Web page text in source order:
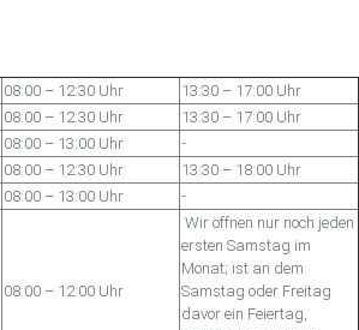
08:00 – 12:30 Uhr
13:30 – 17:00 Uhr
08:00 – 12:30 Uhr
13:30 – 17:00 Uhr
08:00 – 13:00 Uhr
-
08:00 – 12:30 Uhr
13:30 – 18:00 Uhr
08:00 – 13:00 Uhr -
08:00 – 12:00 Uhr
Wir öffnen nur noch jeden
ersten Samstag im
Monat; ist an dem
Samstag oder Freitag
davor ein Feiertag,